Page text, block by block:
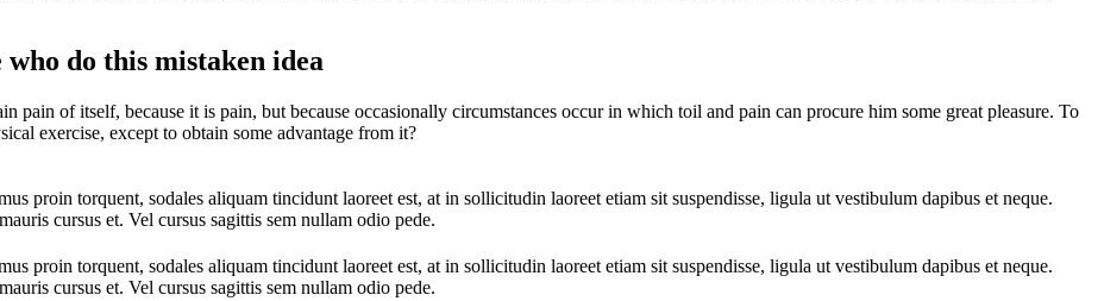
who do this mistaken idea
pain of itself, because it is pain, but because occasionally circumstances occur in which toil and pain can procure him some great pleasure. To
exercise, except to obtain some advantage from it?
proin torquent, sodales aliquam tincidunt laoreet est, at in sollicitudin laoreet etiam sit suspendisse, ligula ut vestibulum dapibus et neque.
cursus et. Vel cursus sagittis sem nullam odio pede.
proin torquent, sodales aliquam tincidunt laoreet est, at in sollicitudin laoreet etiam sit suspendisse, ligula ut vestibulum dapibus et neque.
cursus et. Vel cursus sagittis sem nullam odio pede.